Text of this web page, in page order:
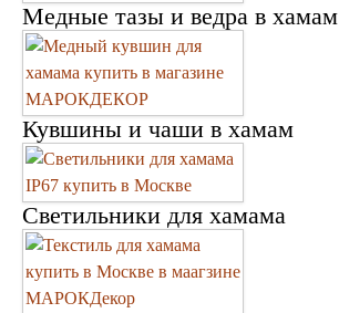
Марокканские лампы
Мозаичные лампы
Лампы со стеклом
Торшеры
Марокканские
Медные тазы и ведра в хамам
Кувшины и чаши в хамам
Светильники для хамама